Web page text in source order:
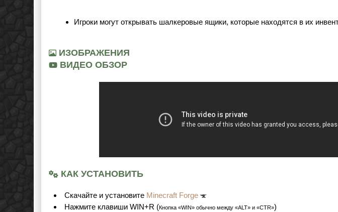
Игроки могут открывать шалкеровые ящики, которые находятся в их
ИЗОБРАЖЕНИЯ
ВИДЕО ОБЗОР
КАК УСТАНОВИТЬ
Cкачайте и установите Minecraft Forge
Нажмите клавиши WIN+R (Кнопка «WIN» обычно между «ALT» и «CTR»)